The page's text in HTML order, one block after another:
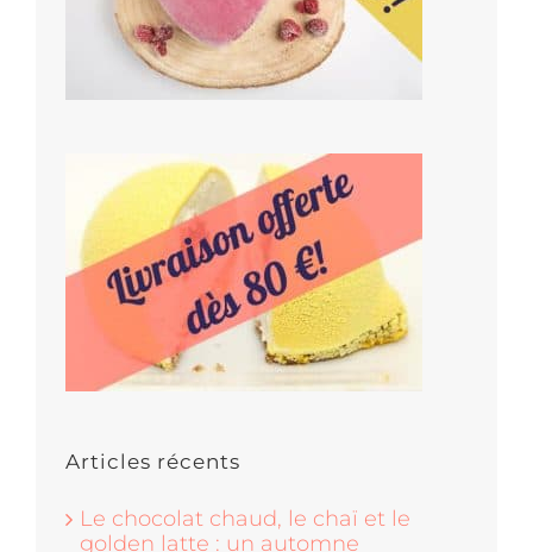
Articles récents
Le chocolat chaud, le chaï et le
golden latte : un automne